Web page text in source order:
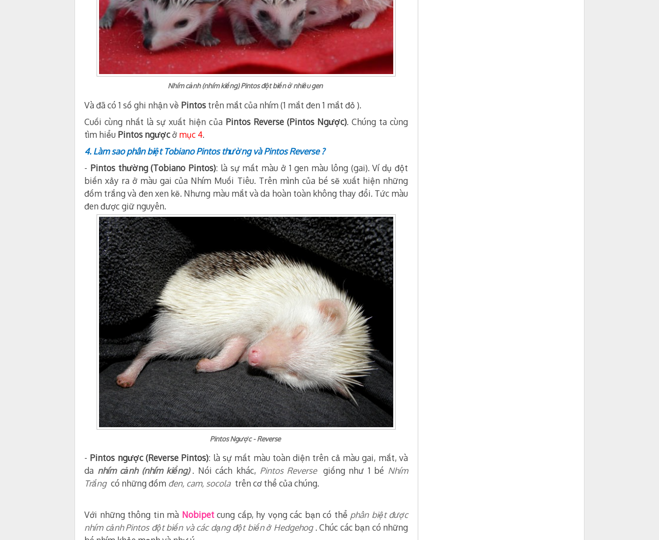
Nhím cảnh (nhím kiểng) Pintos đột biến ở nhiều gen
Và đã có 1 số ghi nhận về Pintos trên mắt của nhím (1 mắt đen 1 mắt đỏ ).
Cuối cùng nhất là sự xuất hiện của Pintos Reverse (Pintos Ngược). Chúng ta cùng
tìm hiểu Pintos ngượcở mục 4.
4. Làm sao phân biệt Tobiano Pintos thường và Pintos Reverse ?
- Pintos thường (Tobiano Pintos): là sự mất màu ở 1 gen màu lông (gai). Ví dụ đột
biến xảy ra ở màu gai của Nhím Muối Tiêu. Trên mình của bé sẽ xuất hiện những
đốm trắng và đen xen kẽ. Nhưng màu mắt và da hoàn toàn không thay đổi. Tức màu
đen được giữ nguyên.
Pintos Ngược - Reverse
- Pintos ngược (Reverse Pintos): là sự mất màu toàn diện trên cả màu gai, mắt, và
da nhím cảnh (nhím kiểng) . Nói cách khác, Pintos Reverse giống như 1 bé Nhím
Trắng có những đốm đen, cam, socola trên cơ thể của chúng.
Với những thông tin mà Nobipet cung cấp, hy vọng các bạn có thể phân biệt được
nhím cảnh Pintos đột biến và các dạng đột biến ở Hedgehog . Chúc các bạn có những